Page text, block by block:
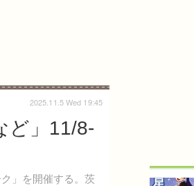
ど」11/8-
」を開催する。茨
2025.11.5 Wed 19:45